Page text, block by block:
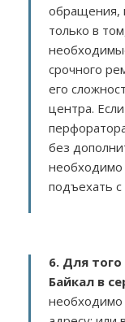
обращения,
только в
срочного
его
центра.
без
необходимо
подъехать
6. Для
Байкал в
необходимо